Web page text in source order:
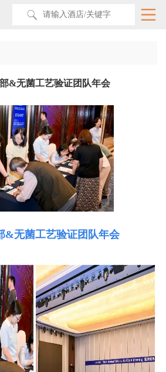
&无菌工艺验证团队年会
&无菌工艺验证团队年会